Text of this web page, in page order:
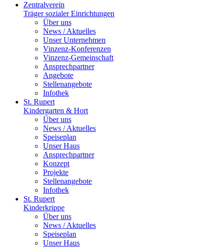
Zentralverein
Träger sozialer Einrichtungen
Über uns
News / Aktuelles
Unser Unternehmen
Vinzenz-Konferenzen
Vinzenz-Gemeinschaft
Ansprechpartner
Angebote
Stellenangebote
Infothek
St. Rupert
Kindergarten & Hort
Über uns
News / Aktuelles
Speiseplan
Unser Haus
Ansprechpartner
Konzept
Projekte
Stellenangebote
Infothek
St. Rupert
Kinderkrippe
Über uns
News / Aktuelles
Speiseplan
Unser Haus